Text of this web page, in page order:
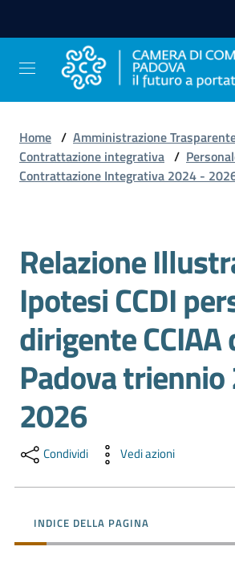
Avviare
Impresa
Gestire
Impresa
Promuovere
Impresa
e
territorio
Tutelare
e
Home / Amministrazione
Contrattazione integrativa /
Contrattazione Integrativa 2024 -
Salta al contenuto
Relazione
Ipotesi CCDI
dirigente CCIAA
Padova
2026
Condividi Vedi azioni
INDICE DELLA PAGINA